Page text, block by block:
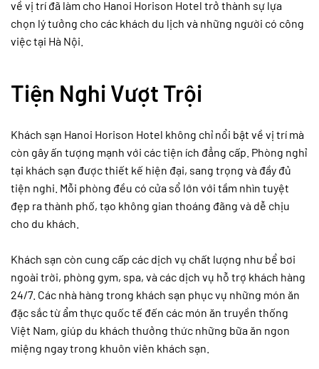
về vị trí đã làm cho Hanoi Horison Hotel trở thành sự lựa
chọn lý tưởng cho các khách du lịch và những người có công
việc tại Hà Nội.
Tiện Nghi Vượt Trội
Khách sạn Hanoi Horison Hotel không chỉ nổi bật về vị trí mà
còn gây ấn tượng mạnh với các tiện ích đẳng cấp. Phòng nghỉ
tại khách sạn được thiết kế hiện đại, sang trọng và đầy đủ
tiện nghi. Mỗi phòng đều có cửa sổ lớn với tầm nhìn tuyệt
đẹp ra thành phố, tạo không gian thoáng đãng và dễ chịu
cho du khách.
Khách sạn còn cung cấp các dịch vụ chất lượng như bể bơi
ngoài trời, phòng gym, spa, và các dịch vụ hỗ trợ khách hàng
24/7. Các nhà hàng trong khách sạn phục vụ những món ăn
đặc sắc từ ẩm thực quốc tế đến các món ăn truyền thống
Việt Nam, giúp du khách thưởng thức những bữa ăn ngon
miệng ngay trong khuôn viên khách sạn.